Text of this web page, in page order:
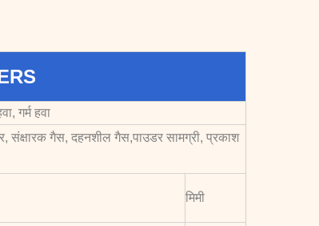
गर्म हवा
संक्षारक गैस, दहनशील गैस,पाउडर सामग्री, प्रकाश
मिमी